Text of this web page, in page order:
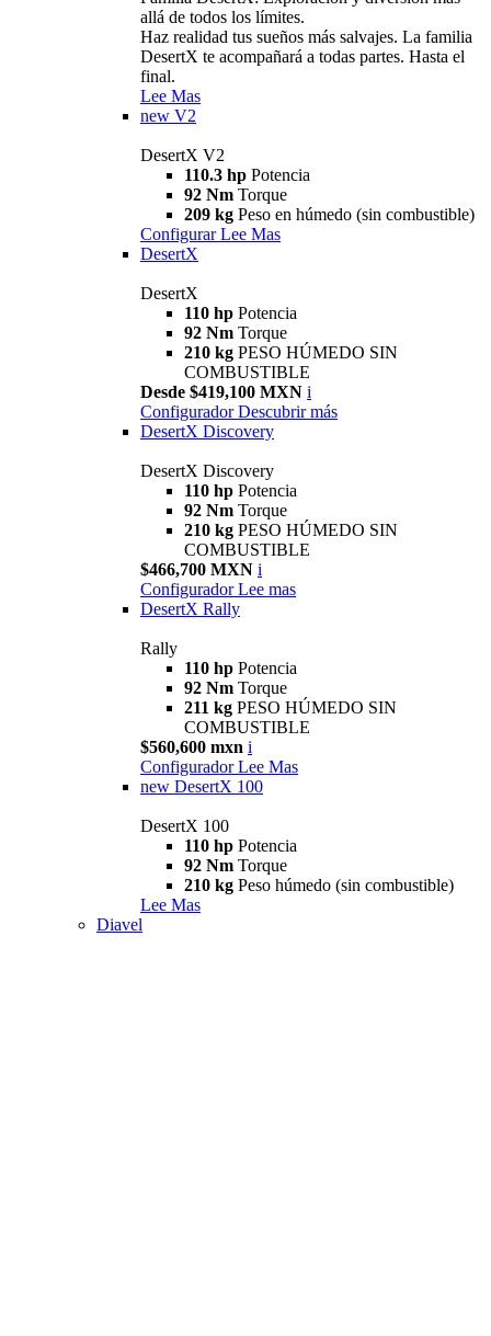
allá de todos los límites.
Haz realidad tus sueños más salvajes. La familia
DesertX te acompañará a todas partes. Hasta el
final.
Lee Mas
new V2
DesertX V2
110.3 hp Potencia
92 Nm Torque
209 kg Peso en húmedo (sin combustible)
Configurar Lee Mas
DesertX
DesertX
110 hp Potencia
92 Nm Torque
210 kg PESO HÚMEDO SIN
COMBUSTIBLE
Desde $419,100 MXN i
Configurador Descubrir más
DesertX Discovery
DesertX Discovery
110 hp Potencia
92 Nm Torque
210 kg PESO HÚMEDO SIN
COMBUSTIBLE
$466,700 MXN i
Configurador Lee mas
DesertX Rally
Rally
110 hp Potencia
92 Nm Torque
211 kg PESO HÚMEDO SIN
COMBUSTIBLE
$560,600 mxn i
Configurador Lee Mas
new DesertX 100
DesertX 100
110 hp Potencia
92 Nm Torque
210 kg Peso húmedo (sin combustible)
Lee Mas
Diavel